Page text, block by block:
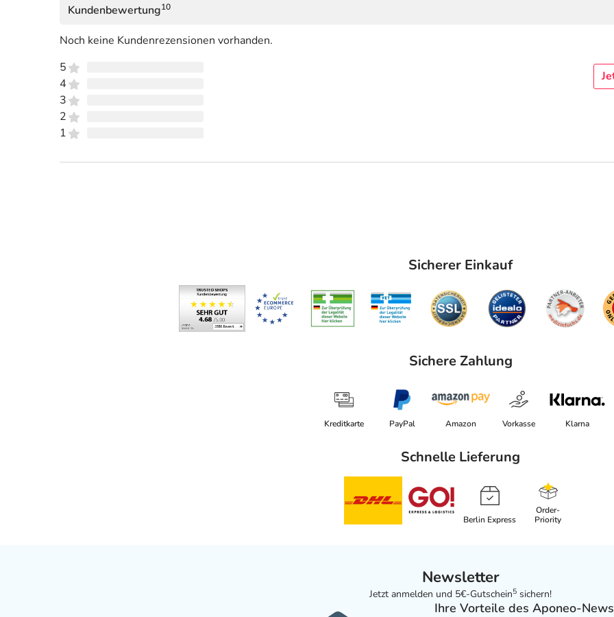
Kundenbewertung10
Noch keine Kundenrezensionen vorhanden.
5
4
3
2
1
Sicherer Einkauf
Sichere Zahlung
Kreditkarte PayPal Amazon Vorkasse Klarna
Schnelle Lieferung
Berlin Express
Order-
Priority
Newsletter
Jetzt anmelden und 5€-Gutschein5 sichern!
Ihre Vorteile des Aponeo-